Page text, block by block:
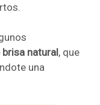
natural, que
una